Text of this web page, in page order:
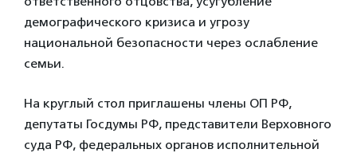
демографического кризиса и угрозу
национальной безопасности через ослабление
семьи.
На круглый стол приглашены члены ОП РФ,
депутаты Госдумы РФ, представители Верховного
суда РФ, федеральных органов исполнительной